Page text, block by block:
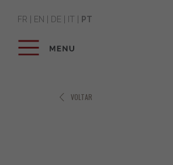
FR EN DE IT PT
VOLTAR